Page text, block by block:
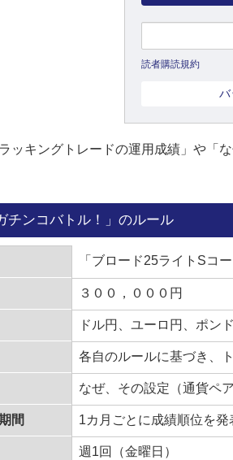
読者購読規約
バ
ッキングトレードの運用成績」や「
チンコバトル！」のルール
「ブロード25ライトSコ
３００，０００円
ドル円、ユーロ円、ポン
各自のルールに基づき、
なぜ、その設定（通貨ペ
間 1カ月ごとに成績順位を発
週1回（金曜日）